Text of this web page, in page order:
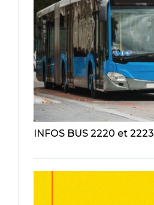
INFOS BUS 2220 et 2223